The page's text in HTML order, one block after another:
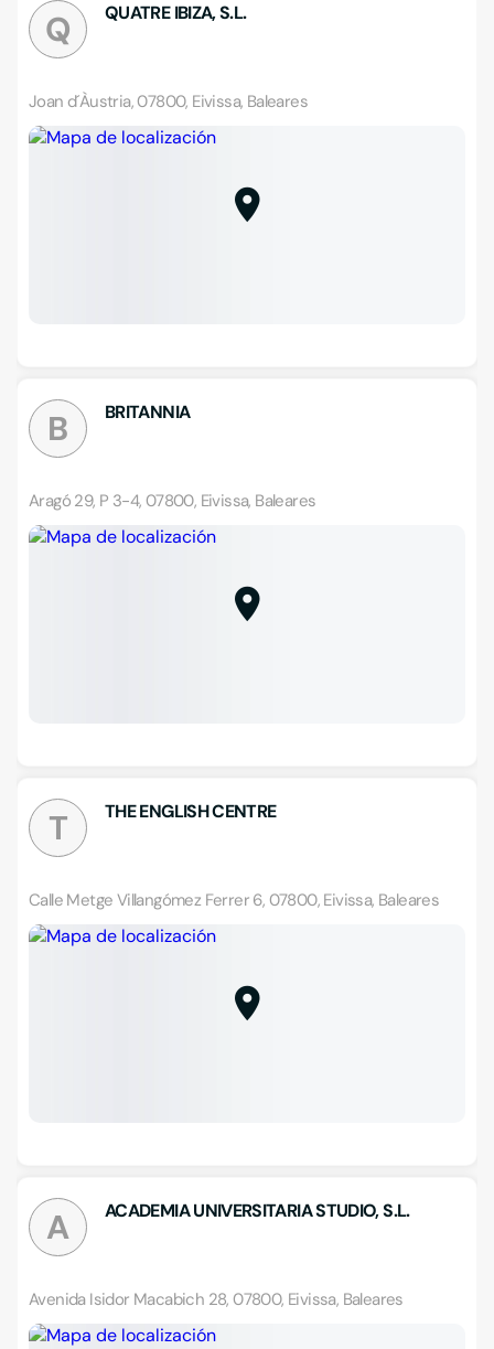
Q QUATRE IBIZA, S.L.
Joan d´Àustria, 07800, Eivissa, Baleares
B BRITANNIA
Aragó 29, P 3-4, 07800, Eivissa, Baleares
T THE ENGLISH CENTRE
Calle Metge Villangómez Ferrer 6, 07800, Eivissa, Baleares
A ACADEMIA UNIVERSITARIA STUDIO, S.L.
Avenida Isidor Macabich 28, 07800, Eivissa, Baleares